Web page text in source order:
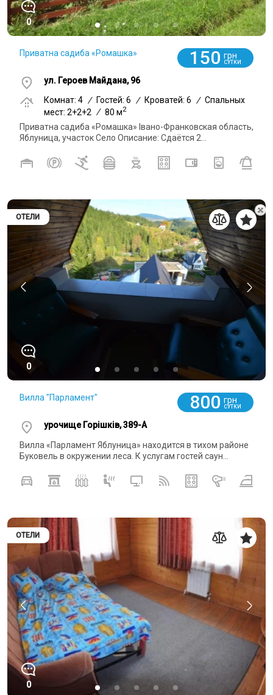
0
Приватна садиба «Ромашка» 150 грн
СУТКИ
ул. Героев Майдана, 96
Комнат: 4 / Гостей: 6 / Кроватей: 6 / Спальных
мест: 2+2+2 / 80 м2
Приватна садиба «Ромашка» Івано-Франковская область,
Яблуница, участок Село Описание: Сдаётся 2...
ОТЕЛИ
0
Вилла "Парламент" 800 грн
СУТКИ
урочище Горішків, 389-А
Вилла «Парламент Яблуница» находится в тихом районе
Буковель в окружении леса. К услугам гостей саун...
ОТЕЛИ
0